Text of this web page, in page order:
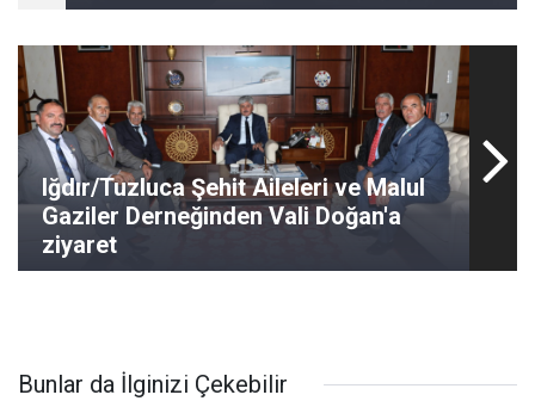
Iğdır/Tuzluca Şehit Aileleri ve Malul
Gaziler Derneğinden Vali Doğan'a
ziyaret
Bunlar da İlginizi Çekebilir